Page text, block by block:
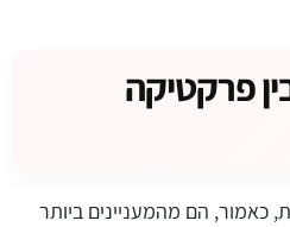
פרקטיקה
כאמור, הם מהמעניינים ביותר